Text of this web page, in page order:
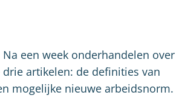
een week onderhandelen over
artikelen: de definities van
mogelijke nieuwe arbeidsnorm.